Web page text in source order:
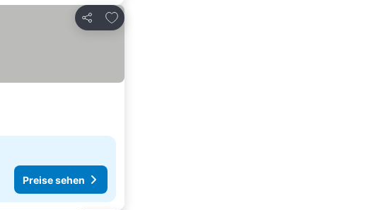
Teilen
Zu Favoriten hinzufügen
Preise sehen